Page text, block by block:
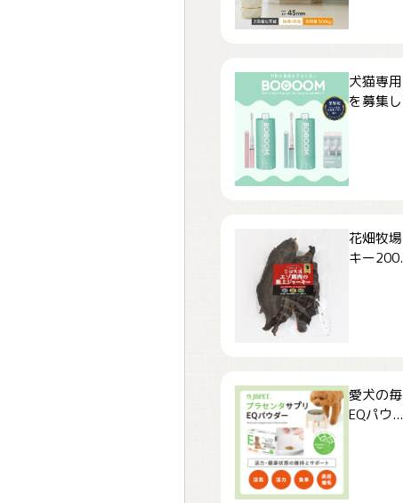
犬猫専
を募集
花畑牧
キー
愛犬の
EQパウ...